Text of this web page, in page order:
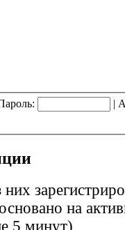
|
них
на
5 минут)